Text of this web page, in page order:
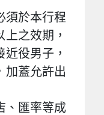
須於本行程
之效期，
役男子，
加蓋允許出
、匯率等成